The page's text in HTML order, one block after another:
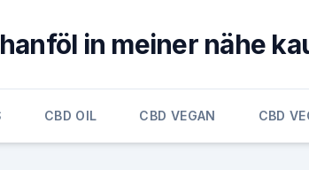
in meiner nähe
CBD OIL CBD VEGAN CBD